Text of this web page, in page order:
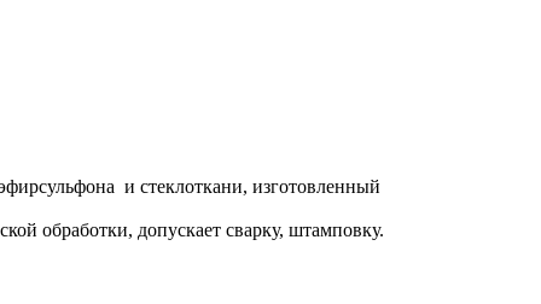
°С до плюс 150 °С.
и стеклоткани, изготовленный
обработки, допускает сварку, штамповку.